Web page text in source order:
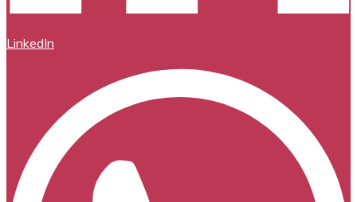
LinkedIn